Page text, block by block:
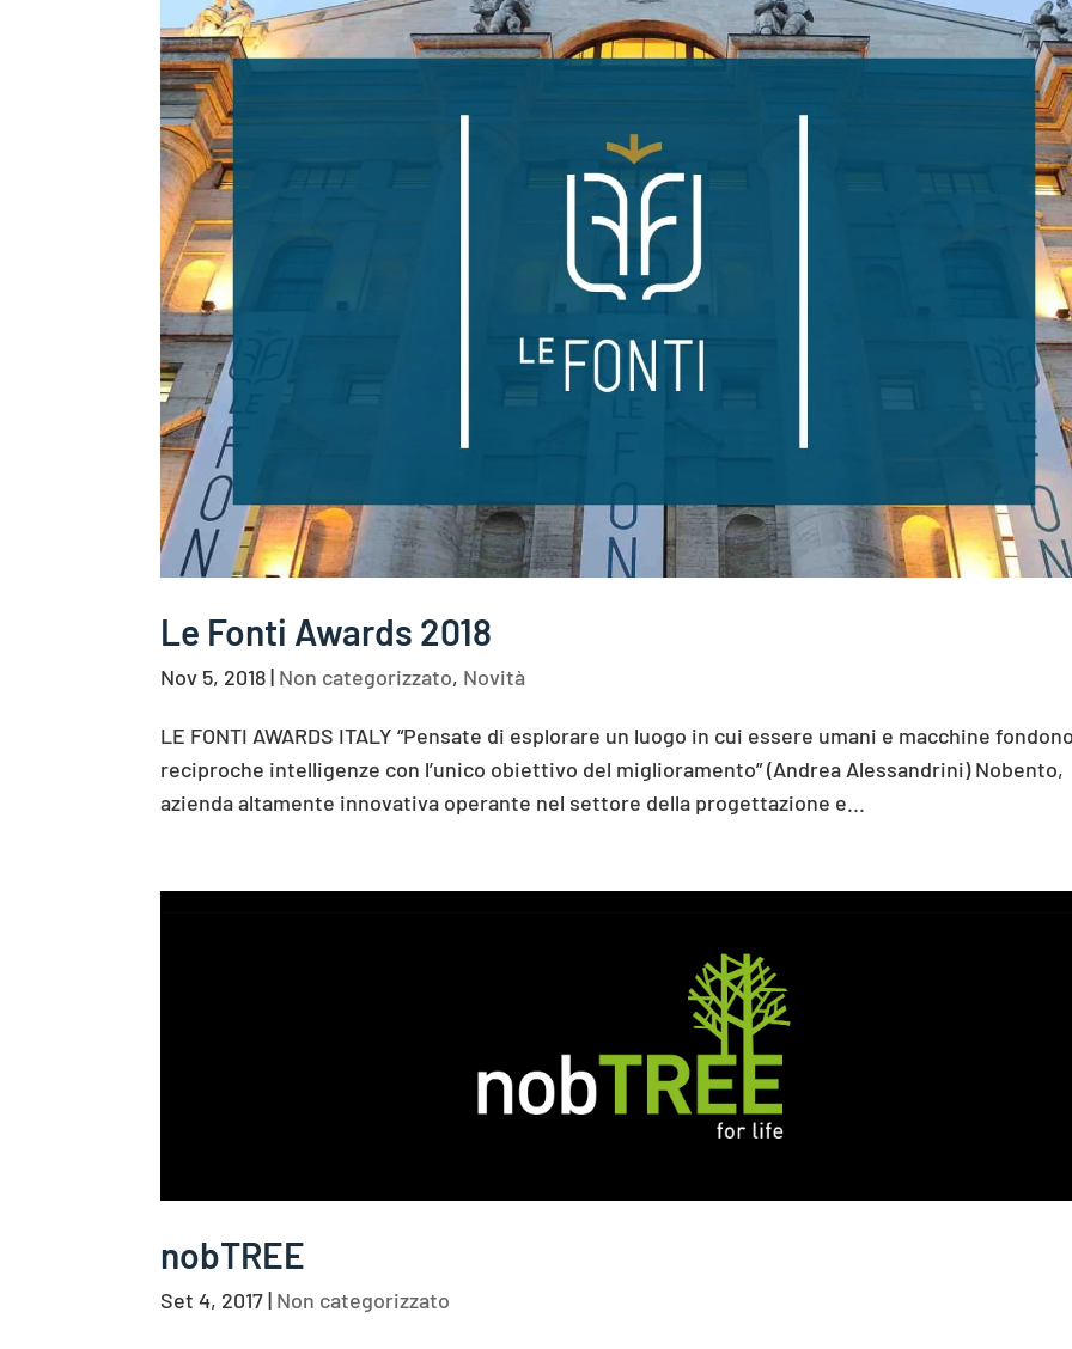
Le Fonti Awards 2018
Nov 5, 2018| Non categorizzato, Novità
LE FONTI AWARDS ITALY “Pensate di esplorare un luogo in cui essere umani e macchine
reciproche intelligenze con l’unico obiettivo del miglioramento” (Andrea Alessandrini) Nobento,
azienda altamente innovativa operante nel settore della progettazione e...
nobTREE
Set 4, 2017| Non categorizzato